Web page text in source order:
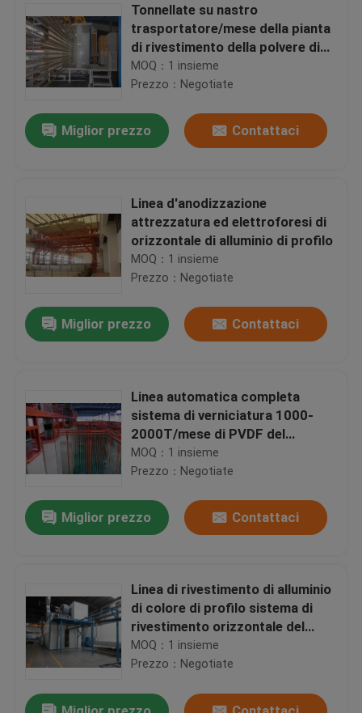
Casa
Prodotti
Mostra VR
Tonnellate su nastro
trasportatore/mese della pianta
di rivestimento della polvere di
profilo di alluminio 300-500
MOQ：1 insieme
Prezzo：Negotiate
Miglior prezzo Contattaci
Linea d'anodizzazione
attrezzatura ed elettroforesi di
orizzontale di alluminio di profilo
MOQ：1 insieme
Prezzo：Negotiate
Miglior prezzo Contattaci
Linea automatica completa
sistema di verniciatura 1000-
2000T/mese di PVDF del
fluorocarburo verticale
MOQ：1 insieme
Prezzo：Negotiate
Miglior prezzo Contattaci
Linea di rivestimento di alluminio
di colore di profilo sistema di
rivestimento orizzontale del
fluorocarburo
MOQ：1 insieme
Prezzo：Negotiate